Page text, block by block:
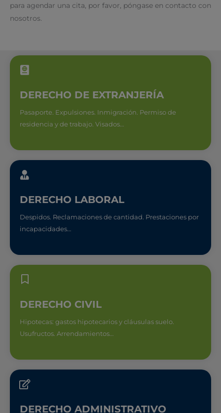
para agendar una cita, por favor, póngase en contacto con
nosotros.
DERECHO DE EXTRANJERÍA
Pasaporte. Expulsiones. Inmigración. Permiso de
residencia y de trabajo. Visados…
DERECHO LABORAL
Despidos. Reclamaciones de cantidad. Prestaciones por
incapacidades…
DERECHO CIVIL
Hipotecas: gastos hipotecarios y cláusulas suelo.
Usufructos. Arrendamientos…
DERECHO ADMINISTRATIVO